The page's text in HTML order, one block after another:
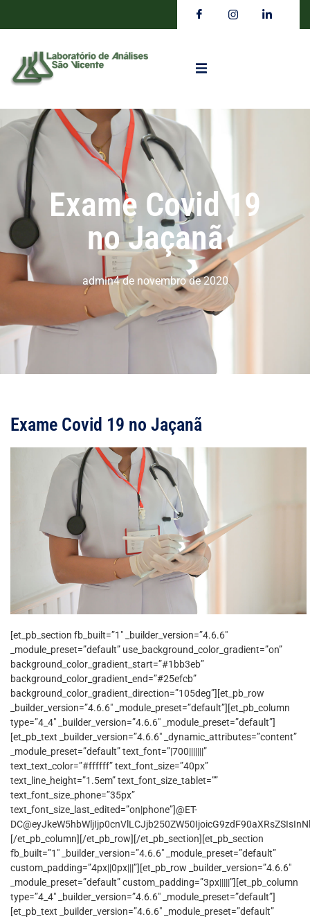
Exame Covid 19
no Jaçanã
admin4 de novembro de 2020
Exame Covid 19 no Jaçanã
[et_pb_section fb_built=”1″ _builder_version=”4.6.6″
_module_preset=”default” use_background_color_gradient=”on”
background_color_gradient_start=”#1bb3eb”
background_color_gradient_end=”#25efcb”
background_color_gradient_direction=”105deg”][et_pb_row
_builder_version=”4.6.6″ _module_preset=”default”][et_pb_column
type=”4_4″ _builder_version=”4.6.6″ _module_preset=”default”]
[et_pb_text _builder_version=”4.6.6″ _dynamic_attributes=”content”
_module_preset=”default” text_font=”|700|||||||”
text_text_color=”#ffffff” text_font_size=”40px”
text_line_height=”1.5em” text_font_size_tablet=””
text_font_size_phone=”35px”
text_font_size_last_edited=”on|phone”]@ET-
[/et_pb_column][/et_pb_row][/et_pb_section][et_pb_section
fb_built=”1″ _builder_version=”4.6.6″ _module_preset=”default”
custom_padding=”4px||0px|||”][et_pb_row _builder_version=”4.6.6″
_module_preset=”default” custom_padding=”3px|||||”][et_pb_column
type=”4_4″ _builder_version=”4.6.6″ _module_preset=”default”]
[et_pb_text _builder_version=”4.6.6″ _module_preset=”default”